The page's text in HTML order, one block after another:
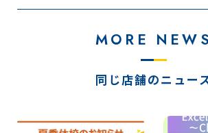
MORE NEWS
同じ店舗のニュー